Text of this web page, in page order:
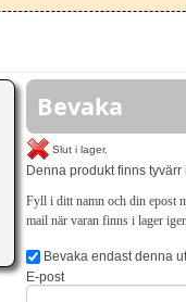
Bevaka
Slut i lager.
Denna produkt finns tyvärr
Fyll i ditt namn och din epost
mail när varan finns i lager
Bevaka endast denna
E-post